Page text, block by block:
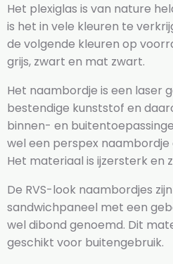
Het plexiglas is van nature
is het in vele kleuren te
de volgende kleuren op
grijs, zwart en mat zwart.
Het naambordje is een laser
bestendige kunststof en
binnen- en
wel een perspex
Het materiaal is ijzersterk en
De RVS-look naambordjes
sandwichpaneel met een
wel dibond genoemd. Dit
geschikt voor buitengebruik.